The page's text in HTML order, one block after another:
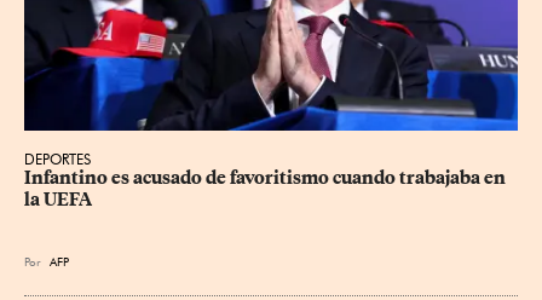
DEPORTES
Infantino es acusado de favoritismo cuando trabajaba en
la UEFA
Por AFP